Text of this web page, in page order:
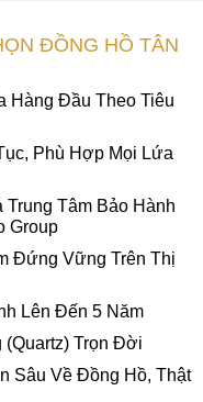
ĐỒNG HỒ TÂN
Hàng Đầu Theo Tiêu
Phù Hợp Mọi Lứa
Tâm Bảo Hành
Group
Đứng Vững Trên Thị
Lên Đến 5 Năm
(Quartz) Trọn Đời
Sâu Về Đồng Hồ, Thật